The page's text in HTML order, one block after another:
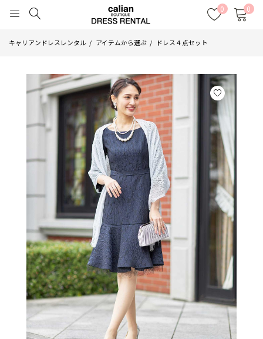
0 0
キャリアンドレスレンタル アイテムから選ぶ ドレス４点セット